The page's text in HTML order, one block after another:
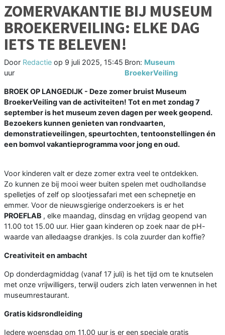
ZOMERVAKANTIE BIJ MUSEUM
BROEKERVEILING: ELKE DAG
IETS TE BELEVEN!
Door Redactie op 9 juli 2025, 15:45
uur
Bron: Museum
BroekerVeiling
BROEK OP LANGEDIJK - Deze zomer bruist Museum
BroekerVeiling van de activiteiten! Tot en met zondag 7
september is het museum zeven dagen per week geopend.
Bezoekers kunnen genieten van rondvaarten,
demonstratieveilingen, speurtochten, tentoonstellingen én
een bomvol vakantieprogramma voor jong en oud.
Voor kinderen valt er deze zomer extra veel te ontdekken.
Zo kunnen ze bij mooi weer buiten spelen met oudhollandse
spelletjes of zelf op slootjessafari met een schepnetje en
emmer. Voor de nieuwsgierige onderzoekers is er het
PROEFLAB , elke maandag, dinsdag en vrijdag geopend van
11.00 tot 15.00 uur. Hier gaan kinderen op zoek naar de pH-
waarde van alledaagse drankjes. Is cola zuurder dan koffie?
Creativiteit en ambacht
Op donderdagmiddag (vanaf 17 juli) is het tijd om te knutselen
met onze vrijwilligers, terwijl ouders zich laten verwennen in het
museumrestaurant.
Gratis kidsrondleiding
Iedere woensdag om 11.00 uur is er een speciale gratis